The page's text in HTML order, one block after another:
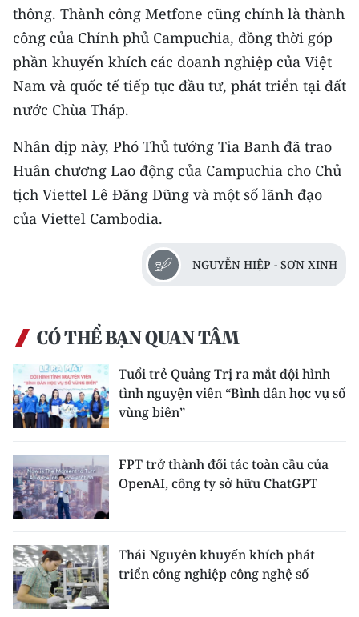
VỀ BÁO NHÂN DÂN
THỜI NAY
NHÂN DÂN CUỐI TUẦN
NHÂN DÂN HẰNG THÁNG
MUA BÁO
ĐỌC BÁO IN
FRANÇAIS
РУССКИЙ
ESPAÑOL
thông. Thành công Metfone cũng chính là thành
công của Chính phủ Campuchia, đồng thời góp
phần khuyến khích các doanh nghiệp của Việt
Nam và quốc tế tiếp tục đầu tư, phát triển tại đất
nước Chùa Tháp.
Nhân dịp này, Phó Thủ tướng Tia Banh đã trao
Huân chương Lao động của Campuchia cho Chủ
tịch Viettel Lê Đăng Dũng và một số lãnh đạo
của Viettel Cambodia.
NGUYỄN HIỆP - SƠN XINH
CÓ THỂ BẠN QUAN TÂM
Tuổi trẻ Quảng Trị ra mắt đội hình
tình nguyện viên “Bình dân học vụ số
vùng biên”
FPT trở thành đối tác toàn cầu của
OpenAI, công ty sở hữu ChatGPT
Thái Nguyên khuyến khích phát
triển công nghiệp công nghệ số